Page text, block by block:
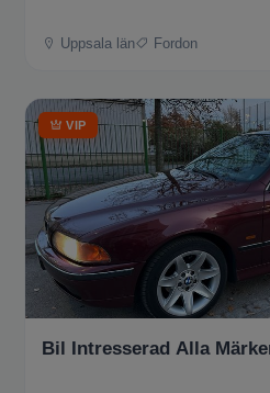
Uppsala län Fordon
VIP
Bil Intresserad Alla